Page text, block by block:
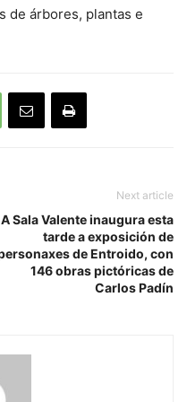
de árbores, plantas e
Next article
A Sala Valente inaugura esta
tarde a exposición de
de Entroido, con
146 obras pictóricas de
Carlos Padín